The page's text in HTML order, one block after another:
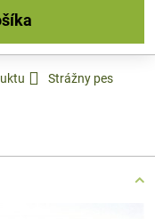
Strážny pes